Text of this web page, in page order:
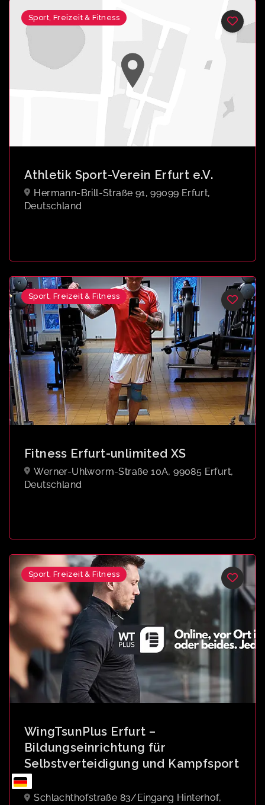
Sport, Freizeit & Fitness
Athletik Sport-Verein Erfurt e.V.
Hermann-Brill-Straße 91, 99099 Erfurt,
Deutschland
Sport, Freizeit & Fitness
Fitness Erfurt-unlimited XS
Werner-Uhlworm-Straße 10A, 99085 Erfurt,
Deutschland
Sport, Freizeit & Fitness
WingTsunPlus Erfurt –
Bildungseinrichtung für
Selbstverteidigung und Kampfsport
Schlachthofstraße 83/Eingang Hinterhof,